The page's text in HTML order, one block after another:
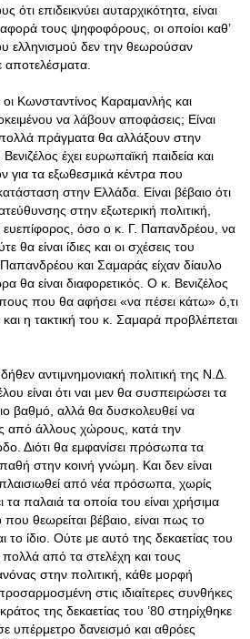
ότι επιδεικνύει αυταρχικότητα, είναι
τους ψηφοφόρους, οι οποίοι καθ’
ελληνισμού δεν την θεωρούσαν
αποτελέσματα.
Κωνσταντίνος Καραμανλής και
να λάβουν αποφάσεις; Είναι
πράγματα θα αλλάξουν στην
έχει ευρωπαϊκή παιδεία και
για τα εξωθεσμικά κέντρα που
στην Ελλάδα. Είναι βέβαιο ότι
στην εξωτερική πολιτική,
ευεπίφορος, όσο ο κ. Γ. Παπανδρέου, να
θα είναι ίδιες και οι σχέσεις του
και Σαμαράς είχαν δίαυλο
θα είναι διαφορετικός. Ο κ. Βενιζέλος
που θα αφήσει «να πέσει κάτω» ό,τι
η τακτική του κ. Σαμαρά προβλέπεται
αντιμνημονιακή πολιτική της Ν.Δ.
είναι ότι ναι μεν θα συσπειρώσει τα
βαθμό, αλλά θα δυσκολευθεί να
από άλλους χώρους, κατά την
Διότι θα εμφανίσει πρόσωπα τα
στην κοινή γνώμη. Και δεν είναι
από νέα πρόσωπα, χωρίς
παλαιά τα οποία του είναι χρήσιμα
θεωρείται βέβαιο, είναι πως το
ίδιο. Ούτε με αυτό της δεκαετίας του
από τα στελέχη και τους
στην πολιτική, κάθε μορφή
στις ιδιαίτερες συνθήκες
της δεκαετίας του ’80 στηρίχθηκε
υπέρμετρο δανεισμό και αθρόες